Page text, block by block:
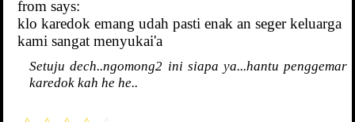
from says:
klo karedok emang udah pasti enak an seger keluarga
kami sangat menyukai'a
Setuju dech..ngomong2 ini siapa ya...hantu penggemar
karedok kah he he..